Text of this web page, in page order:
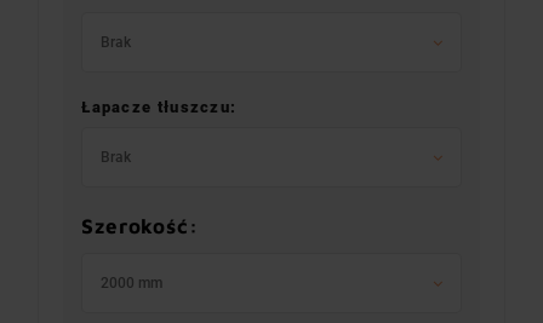
Brak
Łapacze tłuszczu:
Brak
Szerokość:
2000 mm